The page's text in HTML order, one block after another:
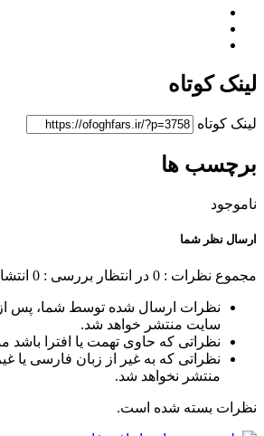
لینک کوتاه
لینک کوتاه
برچسب ها
ناموجود
ارسال نظر شما
مجموع نظرات : 0 در انتظار بررسی : 0
نظرات ارسال شده توسط شما، پس از
سایت منتشر خواهد شد.
نظراتی که حاوی تهمت یا افترا باشد
نظراتی که به غیر از زبان فارسی یا
منتشر نخواهد شد.
نظرات بسته شده است.